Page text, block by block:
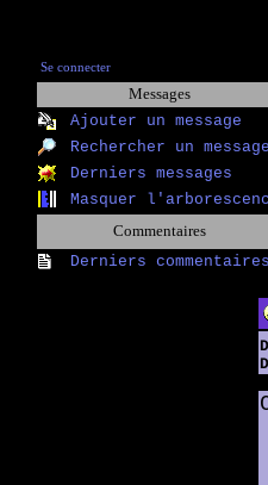
Se connecter
Messages
Ajouter un message
Rechercher un message
Derniers messages
Masquer
Commentaires
Derniers commentaires